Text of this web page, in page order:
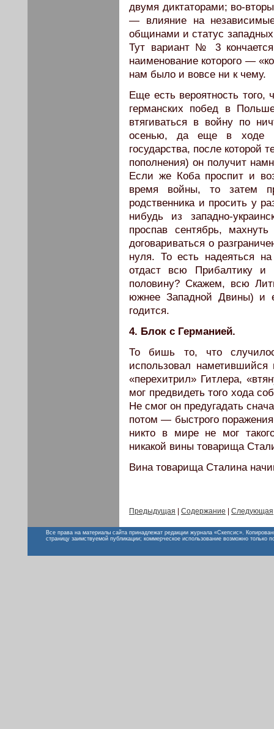
двумя диктаторами; во-
— влияние на
общинами и статус
Тут вариант № 3
наименование которого —
нам было и вовсе ни к чему.
Еще есть вероятность того,
германских побед в
втягиваться в войну по
осенью, да еще в ходе
государства, после которой
пополнения) он получит
Если же Коба проспит и
время войны, то затем
родственника и просить у
нибудь из западно-
проспав сентябрь,
договариваться о
нуля. То есть надеяться
отдаст всю Прибалтику
половину? Скажем, всю
южнее Западной Двины) и
годится.
4. Блок с Германией.
То бишь то, что
использовал
«перехитрил» Гитлера,
мог предвидеть того хода
Не смог он предугадать
потом — быстрого
никто в мире не мог
никакой вины товарища
Вина товарища Сталина
Предыдущая | Содержание | Следующая
Все права на материалы сайта принадлежат редакции журнала «Скепсис».
страницу заимствуемой публикации; коммерческое использование возможно только